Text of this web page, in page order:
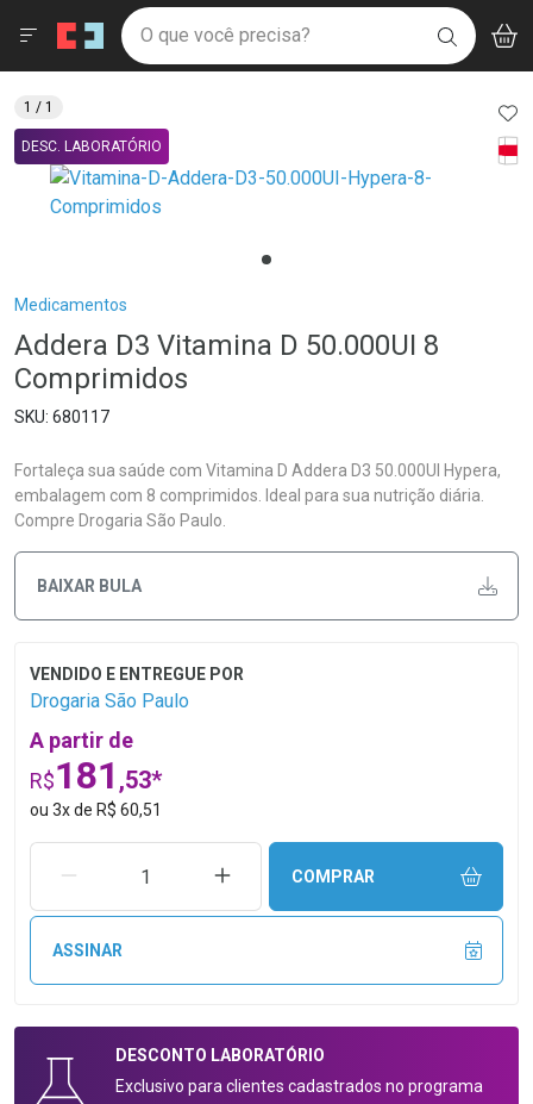
Drogaria São Paulo
Ir direto para a home
pela página
Ir direto para o conteúdo
Ir direto para a busca
Ir direto para a conta
Ir direto para a ajuda
Ir direto para a notificações
Ir direto para o carrinho
Ir direto para o menu
Faça a sua busca
O que você precisa? BUSCAR
Menu
Breadcrumb
Medicamentos
Addera D3 Vitamina D 50.000UI 8
Comprimidos
680117
Fortaleça sua saúde com Vitamina D Addera D3 50.000UI Hypera,
embalagem com 8 comprimidos. Ideal para sua nutrição diária.
Compre Drogaria São Paulo.
BAIXAR BULA
Drogaria São Paulo
A partir de
R$181 ,53*
ou 3xde R$ 60,51
REMOVER UMA UNIDADEAUMENTAR UMA UNIDADE
COMPRAR
ASSINAR
DESCONTO LABORATÓRIO
Exclusivo para clientes cadastrados no programa
DESC. LABORATÓRIO
1 / 1